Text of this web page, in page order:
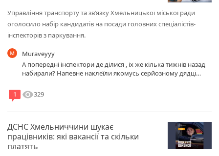
Управління транспорту та зв’язку Хмельницької міської ради
оголосило набір кандидатів на посади головних спеціалістів-
інспекторів з паркування.
Muraveyyy
А попередні інспектори де ділися , іх же кілька тижнів назад
набирали? Напевне наклеїли якомусь серйозному дядці
робота оказується , а я то все думав чого на таку непильну
роботу ніхто не йде
1 visibility329
ДСНС Хмельниччини шукає
працівників: які вакансії та скільки
платять